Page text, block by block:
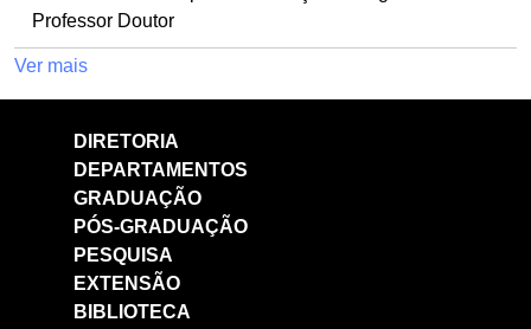
Professor Doutor
Ver mais
DIRETORIA
DEPARTAMENTOS
GRADUAÇÃO
PÓS-GRADUAÇÃO
PESQUISA
EXTENSÃO
BIBLIOTECA